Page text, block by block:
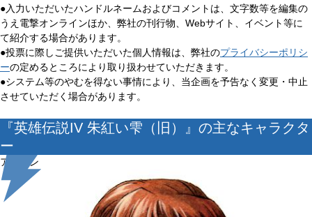
●入力いただいたハンドルネームおよびコメントは、文字数等を編集の
うえ電撃オンラインほか、弊社の刊行物、Webサイト、イベント等に
て紹介する場合があります。
●投票に際しご提供いただいた個人情報は、弊社のプライバシーポリシ
ーの定めるところにより取り扱わせていただきます。
●システム等のやむを得ない事情により、当企画を予告なく変更・中止
させていただく場合があります。
『英雄伝説IV 朱紅い雫（旧）』の主なキャラクタ
ー
アヴィン